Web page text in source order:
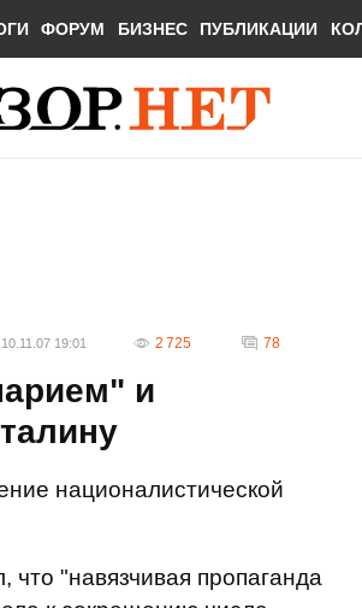
ФОРУМ БИЗНЕС ПУБЛИКАЦИИ
10.11.07 19:01 2 725 78
и
националистической
что "навязчивая пропаганда